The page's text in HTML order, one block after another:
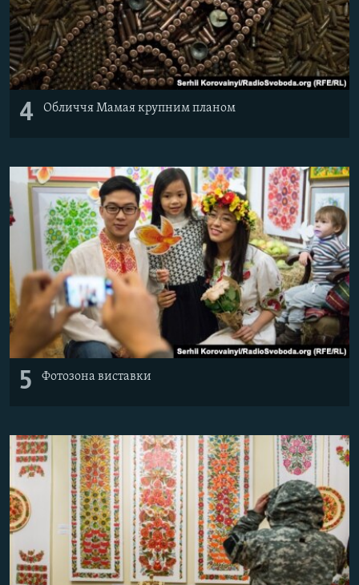
4 Обличчя Мамая крупним планом
5 Фотозона виставки